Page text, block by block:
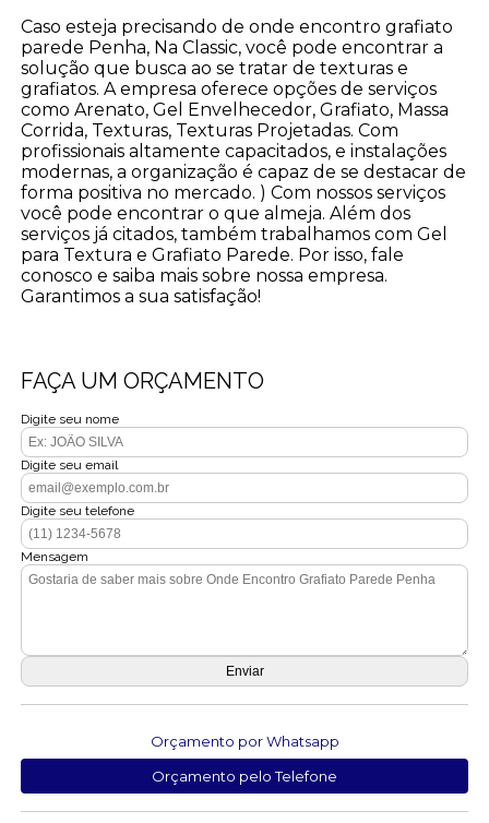
Caso esteja precisando de onde encontro grafiato
parede Penha, Na Classic, você pode encontrar a
solução que busca ao se tratar de texturas e
grafiatos. A empresa oferece opções de serviços
como Arenato, Gel Envelhecedor, Grafiato, Massa
Corrida, Texturas, Texturas Projetadas. Com
profissionais altamente capacitados, e instalações
modernas, a organização é capaz de se destacar de
forma positiva no mercado. ) Com nossos serviços
você pode encontrar o que almeja. Além dos
serviços já citados, também trabalhamos com Gel
para Textura e Grafiato Parede. Por isso, fale
conosco e saiba mais sobre nossa empresa.
Garantimos a sua satisfação!
FAÇA UM ORÇAMENTO
Digite seu nome
Digite seu email
Digite seu telefone
Mensagem
Orçamento por Whatsapp
Orçamento pelo Telefone